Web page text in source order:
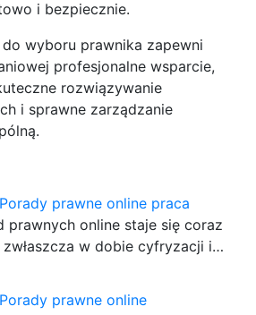
i bezpiecznie.
wyboru prawnika zapewni
profesjonalne wsparcie,
rozwiązywanie
i sprawne zarządzanie
Porady prawne online praca
prawnych online staje się coraz
w dobie cyfryzacji i…
Porady prawne online